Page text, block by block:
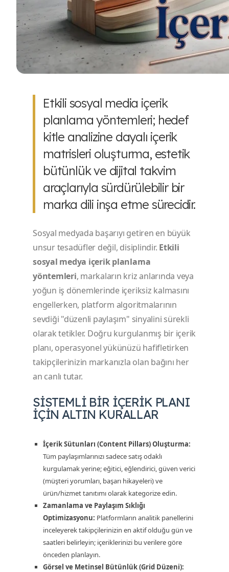
Etkili sosyal media içerik
planlama yöntemleri; hedef
kitle analizine dayalı içerik
matrisleri oluşturma, estetik
bütünlük ve dijital takvim
araçlarıyla sürdürülebilir bir
marka dili inşa etme sürecidir.
Sosyal medyada başarıyı getiren en büyük
unsur tesadüfler değil, disiplindir. Etkili
sosyal medya içerik planlama
yöntemleri, markaların kriz anlarında veya
yoğun iş dönemlerinde içeriksiz kalmasını
engellerken, platform algoritmalarının
sevdiği "düzenli paylaşım" sinyalini sürekli
olarak tetikler. Doğru kurgulanmış bir içerik
planı, operasyonel yükünüzü hafifletirken
takipçilerinizin markanızla olan bağını her
an canlı tutar.
SISTEMLI BIR İÇERIK PLANI
İÇIN ALTIN KURALLAR
İçerik Sütunları (Content Pillars) Oluşturma:
Tüm paylaşımlarınızı sadece satış odaklı
kurgulamak yerine; eğitici, eğlendirici, güven verici
(müşteri yorumları, başarı hikayeleri) ve
ürün/hizmet tanıtımı olarak kategorize edin.
Zamanlama ve Paylaşım Sıklığı
Optimizasyonu: Platformların analitik panellerini
inceleyerek takipçilerinizin en aktif olduğu gün ve
saatleri belirleyin; içeriklerinizi bu verilere göre
önceden planlayın.
Görsel ve Metinsel Bütünlük (Grid Düzeni):